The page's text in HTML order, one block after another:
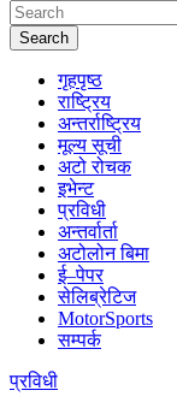
Search
गृहपृष्ठ
राष्ट्रिय
अन्तर्राष्ट्रिय
मूल्य सूची
अटो रोचक
इभेन्ट
प्रविधी
अन्तर्वार्ता
अटोलोन बिमा
ई–पेपर
सेलिब्रेटिज
MotorSports
सम्पर्क
प्रविधी